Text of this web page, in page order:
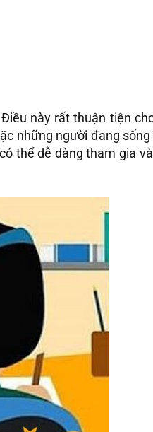
này rất thuận tiện
những người đang
thể dễ dàng tham gia